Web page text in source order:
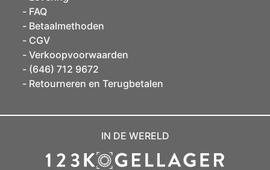
FAQ
Betaalmethoden
CGV
Verkoopvoorwaarden
(646) 712 9672
Retourneren en Terugbetalen
IN DE WERELD